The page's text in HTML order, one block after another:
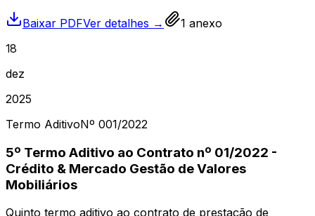
Baixar PDFVer detalhes → 1 anexo
18
dez
2025
Termo AditivoNº 001/2022
5º Termo Aditivo ao Contrato nº 01/2022 -
Crédito & Mercado Gestão de Valores
Mobiliários
Quinto termo aditivo ao contrato de prestação de